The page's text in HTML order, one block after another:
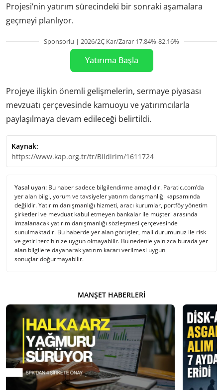
Projesi’nin yatırım sürecindeki bir sonraki aşamalara
geçmeyi planlıyor.
Sponsorlu | 2026/2Ç Kar/Zarar 17.84%-82.16%
Yatırıma Başla
Projeye ilişkin önemli gelişmelerin, sermaye piyasası
mevzuatı çerçevesinde kamuoyu ve yatırımcılarla
paylaşılmaya devam edileceği belirtildi.
Kaynak:
https://www.kap.org.tr/tr/Bildirim/1611724
Yasal uyarı: Bu haber sadece bilgilendirme amaçlıdır. Paratic.com’da
yer alan bilgi, yorum ve tavsiyeler yatırım danışmanlığı kapsamında
değildir. Yatırım danışmanlığı hizmeti, aracı kurumlar, portföy yönetim
şirketleri ve mevduat kabul etmeyen bankalar ile müşteri arasında
imzalanacak yatırım danışmanlığı sözleşmesi çerçevesinde
sunulmaktadır. Bu haberde yer alan görüşler, mali durumunuz ile risk
ve getiri tercihinize uygun olmayabilir. Bu nedenle yalnızca burada yer
alan bilgilere dayanarak yatırım kararı verilmesi uygun
sonuçlar doğurmayabilir.
MANŞET HABERLERI